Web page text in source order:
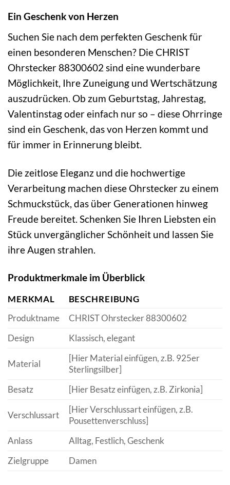
Ein Geschenk von Herzen
Suchen Sie nach dem perfekten Geschenk für
einen besonderen Menschen? Die CHRIST
Ohrstecker 88300602 sind eine wunderbare
Möglichkeit, Ihre Zuneigung und Wertschätzung
auszudrücken. Ob zum Geburtstag, Jahrestag,
Valentinstag oder einfach nur so – diese Ohrringe
sind ein Geschenk, das von Herzen kommt und
für immer in Erinnerung bleibt.
Die zeitlose Eleganz und die hochwertige
Verarbeitung machen diese Ohrstecker zu einem
Schmuckstück, das über Generationen hinweg
Freude bereitet. Schenken Sie Ihren Liebsten ein
Stück unvergänglicher Schönheit und lassen Sie
ihre Augen strahlen.
Produktmerkmale im Überblick
MERKMAL
BESCHREIBUNG
Produktname
CHRIST Ohrstecker 88300602
Design
Klassisch, elegant
Material
[Hier Material einfügen, z.B. 925er
Sterlingsilber]
Besatz
[Hier Besatz einfügen, z.B. Zirkonia]
Verschlussart
[Hier Verschlussart einfügen, z.B.
Pousettenverschluss]
Anlass
Alltag, Festlich, Geschenk
Zielgruppe
Damen